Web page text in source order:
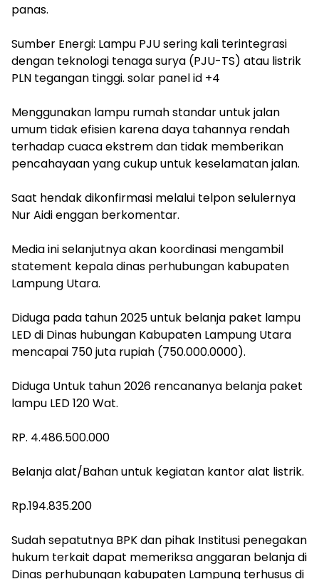
panas.
‎Sumber Energi: Lampu PJU sering kali terintegrasi
dengan teknologi tenaga surya (PJU-TS) atau listrik
PLN tegangan tinggi. solar panel id +4
‎Menggunakan lampu rumah standar untuk jalan
umum tidak efisien karena daya tahannya rendah
terhadap cuaca ekstrem dan tidak memberikan
pencahayaan yang cukup untuk keselamatan jalan.
‎Saat hendak dikonfirmasi melalui telpon selulernya
Nur Aidi enggan berkomentar.
‎Media ini selanjutnya akan koordinasi mengambil
statement kepala dinas perhubungan kabupaten
Lampung Utara.
‎Diduga pada tahun 2025 untuk belanja paket lampu
LED di Dinas hubungan Kabupaten Lampung Utara
mencapai 750 juta rupiah (750.000.0000).
‎Diduga Untuk tahun 2026 rencananya belanja paket
lampu LED 120 Wat.
‎RP. 4.486.500.000
‎Belanja alat/Bahan untuk kegiatan kantor alat listrik.
‎Rp.194.835.200
‎Sudah sepatutnya BPK dan pihak Institusi penegakan
hukum terkait dapat memeriksa anggaran belanja di
Dinas perhubungan kabupaten Lampung terhusus di